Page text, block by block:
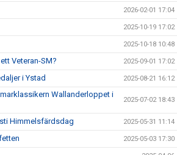
2026-02-01 17:04
2025-10-19 17:02
2025-10-18 10:48
Veteran-SM? 2025-09-01 17:02
i Ystad 2025-08-21 16:12
Wallanderloppet i
2025-07-02 18:43
Himmelsfärdsdag 2025-05-31 11:14
2025-05-03 17:30